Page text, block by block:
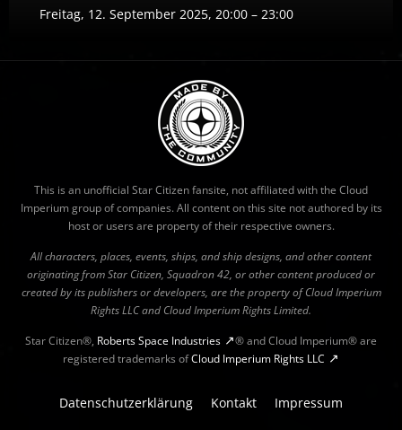
Freitag, 12. September 2025, 20:00 – 23:00
This is an unofficial Star Citizen fansite, not affiliated with the Cloud
Imperium group of companies. All content on this site not authored by its
host or users are property of their respective owners.
All characters, places, events, ships, and ship designs, and other content
originating from Star Citizen, Squadron 42, or other content produced or
created by its publishers or developers, are the property of Cloud Imperium
Rights LLC and Cloud Imperium Rights Limited.
Star Citizen®, Roberts Space Industries
® and Cloud Imperium® are
registered trademarks ofCloud Imperium Rights LLC
Datenschutzerklärung Kontakt Impressum